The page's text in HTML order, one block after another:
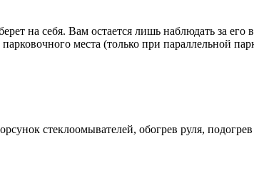
на себя. Вам остается лишь наблюдать за
места (только при параллельной
стеклоомывателей, обогрев руля,